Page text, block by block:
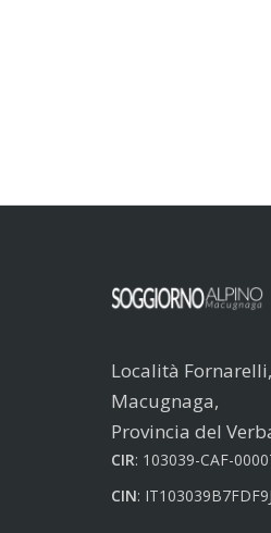
Località Fornarelli,
Macugnaga,
Provincia del
CIR: 103039-CAF-
CIN: